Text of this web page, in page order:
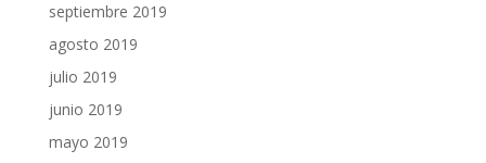
septiembre 2019
agosto 2019
julio 2019
junio 2019
mayo 2019